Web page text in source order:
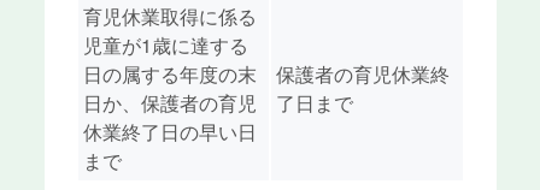
育児休業取得に係る
児童が1歳に達する
日の属する年度の末
日か、保護者の育児
休業終了日の早い日
まで
保護者の育児休業終
了日まで